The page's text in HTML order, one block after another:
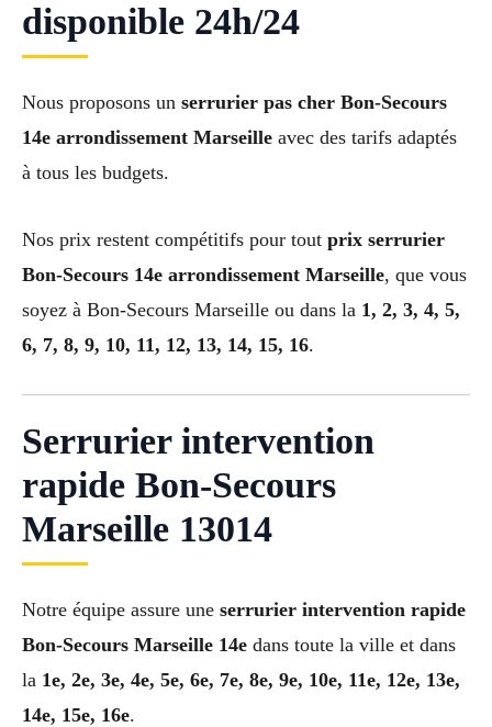
disponible 24h/24
Nous proposons un serrurier pas cher Bon-Secours
14e arrondissement Marseille avec des tarifs adaptés
à tous les budgets.
Nos prix restent compétitifs pour tout prix serrurier
Bon-Secours 14e arrondissement Marseille, que vous
soyez à Bon-Secours Marseille ou dans la 1, 2, 3, 4, 5,
6, 7, 8, 9, 10, 11, 12, 13, 14, 15, 16.
Serrurier intervention
rapide Bon-Secours
Marseille 13014
Notre équipe assure une serrurier intervention rapide
Bon-Secours Marseille 14e dans toute la ville et dans
la 1e, 2e, 3e, 4e, 5e, 6e, 7e, 8e, 9e, 10e, 11e, 12e, 13e,
14e, 15e, 16e.